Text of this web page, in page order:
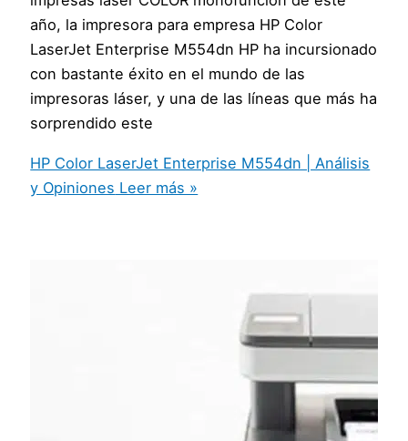
año, la impresora para empresa HP Color
LaserJet Enterprise M554dn HP ha incursionado
con bastante éxito en el mundo de las
impresoras láser, y una de las líneas que más ha
sorprendido este
HP Color LaserJet Enterprise M554dn | Análisis
y Opiniones Leer más »